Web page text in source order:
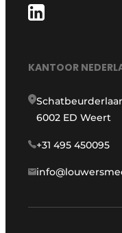
KANTOOR
6002 ED Weert
+31 495 450095